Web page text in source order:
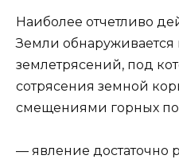
Наиболее отчетливо
Земли обнаруживается
землетрясений, под
сотрясения земной
смещениями горных
— явление достаточно